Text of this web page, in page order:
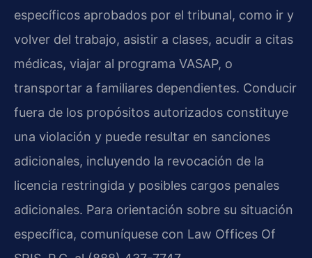
específicos aprobados por el tribunal, como ir y
volver del trabajo, asistir a clases, acudir a citas
médicas, viajar al programa VASAP, o
transportar a familiares dependientes. Conducir
fuera de los propósitos autorizados constituye
una violación y puede resultar en sanciones
adicionales, incluyendo la revocación de la
licencia restringida y posibles cargos penales
adicionales. Para orientación sobre su situación
específica, comuníquese con Law Offices Of